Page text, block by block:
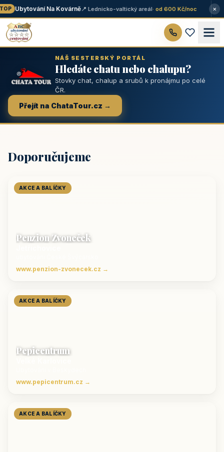
Ubytování Na Kovárně📍 Lednicko-valtický areál· od 600 Kč/noc ×
NÁŠ SESTERSKÝ PORTÁL
Hledáte chatu nebo chalupu?
Stovky chat, chalup a srubů k pronájmu po celé
ČR.
Přejít na ChataTour.cz →
Doporučujeme
AKCE A BALÍČKY
Penzion Zvoneček
www.penzion-zvonecek.cz →
AKCE A BALÍČKY
Pepicentrum
www.pepicentrum.cz →
AKCE A BALÍČKY